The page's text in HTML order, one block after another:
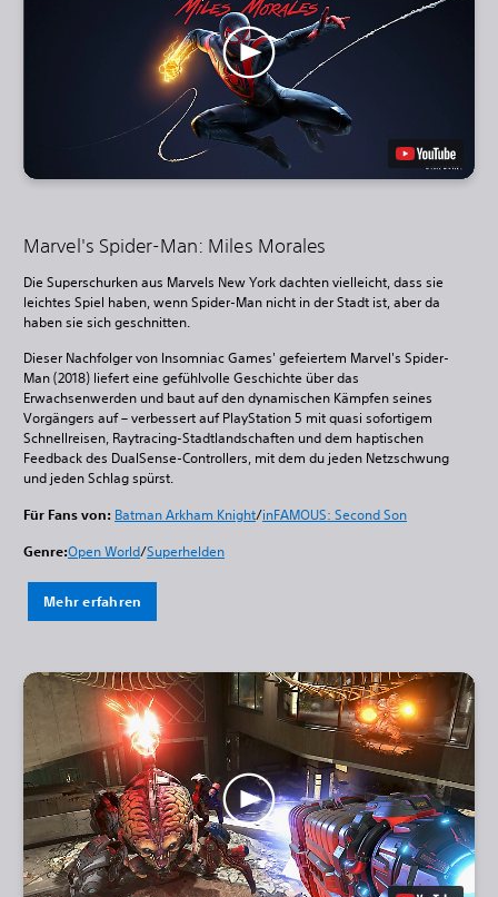
Marvel's Spider-Man: Miles Morales
Die Superschurken aus Marvels New York dachten vielleicht, dass sie
leichtes Spiel haben, wenn Spider-Man nicht in der Stadt ist, aber da
haben sie sich geschnitten.
Dieser Nachfolger von Insomniac Games' gefeiertem Marvel's Spider-
Man (2018) liefert eine gefühlvolle Geschichte über das
Erwachsenwerden und baut auf den dynamischen Kämpfen seines
Vorgängers auf – verbessert auf PlayStation 5 mit quasi sofortigem
Schnellreisen, Raytracing-Stadtlandschaften und dem haptischen
Feedback des DualSense-Controllers, mit dem du jeden Netzschwung
und jeden Schlag spürst.
Für Fans von: Batman Arkham Knight/inFAMOUS: Second Son
Genre:Open World/Superhelden
Mehr erfahren